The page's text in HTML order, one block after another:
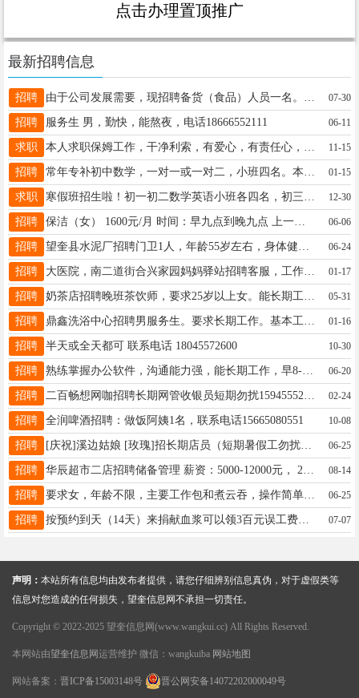
点击办理置顶推广
最新招聘信息
招聘 07-30
招聘 服务生 男，勤快，能熬夜，电话18666552111 06-11
求职 11-15
招聘 01-15
求职 12-30
招聘 保洁（女） 1600元/月 时间：早九点到晚九点 上一天休一天 电话：16616079212 06-06
招聘 06-24
招聘 大医院，南二道街合兴家园妈妈驿站招聘客服，工作时间早8.30-晚18.00 联系电话19815514554 01-17
招聘 05-31
招聘 01-16
招聘 半天或全天都可 联系电话 18045572600 10-30
招聘 熟练掌握办公软件，沟通能力强，能长期工作，早8-11.30下午13.30-17.30，每周休一天，月工资3000电话。非诚勿扰15845517770 请不要加微信 06-20
招聘 02-24
招聘 全润啤酒招聘：做饭阿姨1名，联系电话15665080551 10-08
招聘 [庆祝]溪边姑娘 [玫瑰]招长期店员（短期暑假工勿扰） [握手]有经验会切果 领悟能力强 [握手]有意者➕店里微信16646552332 [胜利]或来店里面咨询 06-25
招聘 08-14
招聘 要求女，年龄不限，主要工作包和煮云吞，操作简单，工资三千，有意者联系16592911555 06-25
招聘 按预约到天（14天）来捐献血浆可以领3百元误工费加补助大豆油一桶（不要礼品，换40元现金）联系电话18003643253 07-07
声明： 本站所有信息均由发布者提供，请您仔细辨别信息真伪，对于虚假类等
信息对您造成的任何损失，望奎信息网不承担一切责任。
Copyright © 2022-2025 望奎信息网(www.wangkui.cc) All Rights Reserved.
本网站由望奎信息网 运营维护 微信：wangkuiba 网站地图
网站备案： 晋ICP备15003148号 晋公网安备14072202000049号